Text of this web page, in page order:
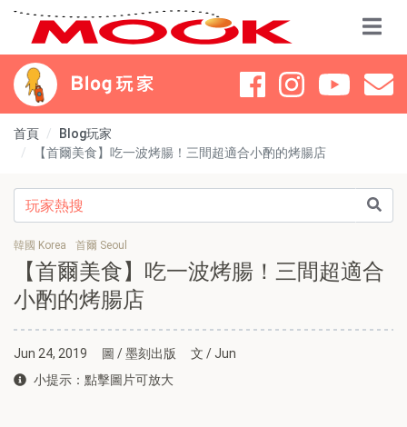
首頁
Blog玩家
【首爾美食】吃一波烤腸！三間超適合小酌的烤腸店
韓國 Korea 首爾 Seoul
【首爾美食】吃一波烤腸！三間超適合
小酌的烤腸店
Jun 24, 2019 圖 / 墨刻出版
文 / Jun
小提示：點擊圖片可放大